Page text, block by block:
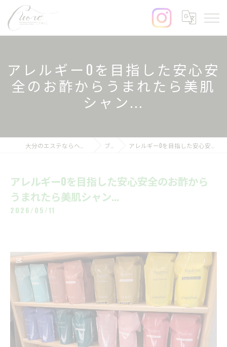
アレルギー0を目指した安心安
全のお酢からうまれたら美肌
シャン...
ブログ アレルギー0を目指した安心安全のお酢からうまれたら美肌シャン...
アレルギー0を目指した安心安全のお酢から
うまれたら美肌シャン...
2026/05/11